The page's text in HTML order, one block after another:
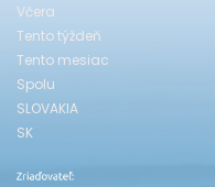
Včera
Tento týždeň
Tento mesiac
Spolu
SLOVAKIA
SK